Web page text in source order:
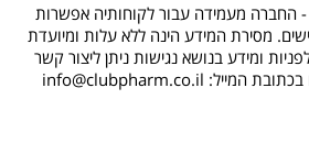
- החברה מעמידה עבור לקוחותיה אפשרות
מסירת המידע הינה ללא עלות ומיועדת
ומידע בנושא נגישות ניתן ליצור קשר
info@clubpharm.co.il